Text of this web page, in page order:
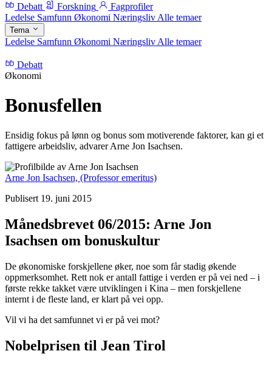
Debatt
Forskning
Fagprofiler
Ledelse Samfunn Økonomi Næringsliv Alle temaer
Tema
Ledelse Samfunn Økonomi Næringsliv Alle temaer
Debatt
Økonomi
Bonusfellen
Ensidig fokus på lønn og bonus som motiverende faktorer, kan gi et
fattigere arbeidsliv, advarer Arne Jon Isachsen.
Arne Jon Isachsen, (Professor emeritus)
Publisert 19. juni 2015
Månedsbrevet 06/2015: Arne Jon
Isachsen om bonuskultur
De økonomiske forskjellene øker, noe som får stadig økende
oppmerksomhet. Rett nok er antall fattige i verden er på vei ned – i
første rekke takket være utviklingen i Kina – men forskjellene
internt i de fleste land, er klart på vei opp.
Vil vi ha det samfunnet vi er på vei mot?
Nobelprisen til Jean Tirol